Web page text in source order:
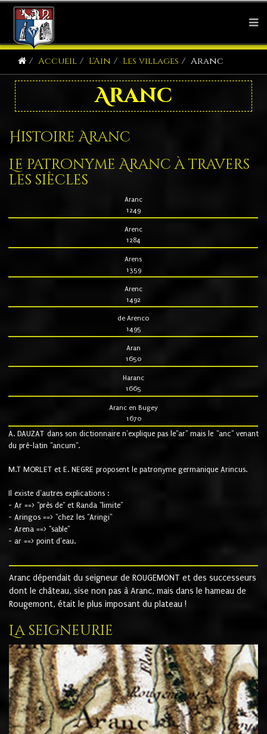
Accueil L'Ain Les villages Aranc
Aranc
Histoire Aranc
Le patronyme Aranc à travers
les siècles
Aranc
1249
Arenc
1284
Arens
1359
Arenc
1492
de Arenco
1495
Aran
1650
Haranc
1665
Aranc en Bugey
1670
A. DAUZAT dans son dictionnaire n'explique pas le"ar" mais le "anc" venant
du pré-latin "ancum".
M.T MORLET et E. NEGRE proposent le patronyme germanique Arincus.
Il existe d'autres explications :
- Ar ==> "près de" et Randa "limite"
- Aringos ==> "chez les "Aringi"
- Arena ==> "sable"
- ar ==> point d'eau.
Aranc dépendait du seigneur de ROUGEMONT et des successeurs
dont le château, sise non pas à Aranc, mais dans le hameau de
Rougemont, était le plus imposant du plateau !
La seigneurie